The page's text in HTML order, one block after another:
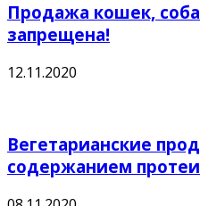
Продажа кошек,
запрещена!
12.11.2020
Вегетарианские
содержанием